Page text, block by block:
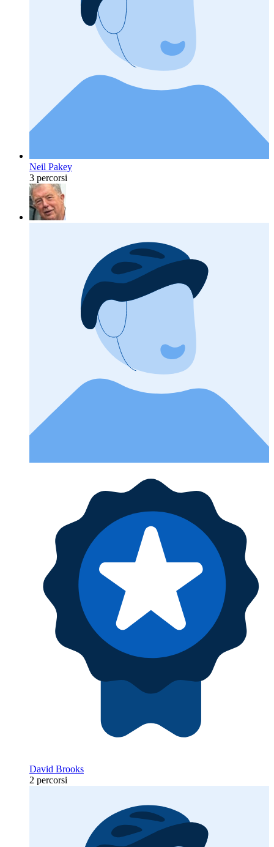
Neil Pakey
3 percorsi
David Brooks
2 percorsi